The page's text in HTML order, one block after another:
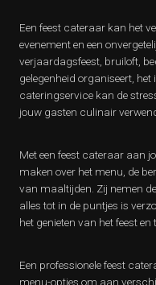
Een feest cateraar kan het
evenement en een
verjaardagsfeest, bruiloft,
gelegenheid organiseert,
cateringservice kan de
jouw gasten culinair
Met een feest cateraar aan
maken over het menu, de
van maaltijden. Zij nemen
alles tot in de puntjes is
het genieten van het feest
Een professionele feest
menu-opties om aan